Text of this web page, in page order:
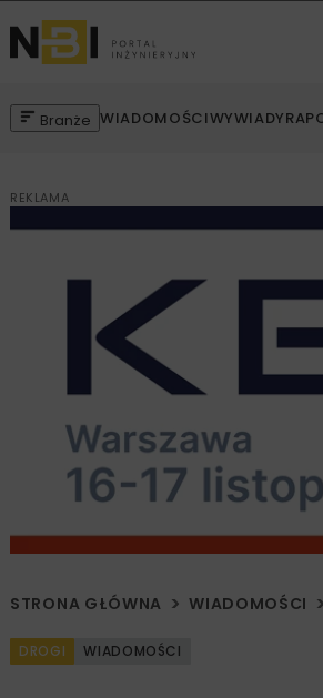
Branże WIADOMOŚCIWYWIADY
REKLAMA
STRONA GŁÓWNA WIADOMOŚCI
DROGI WIADOMOŚCI